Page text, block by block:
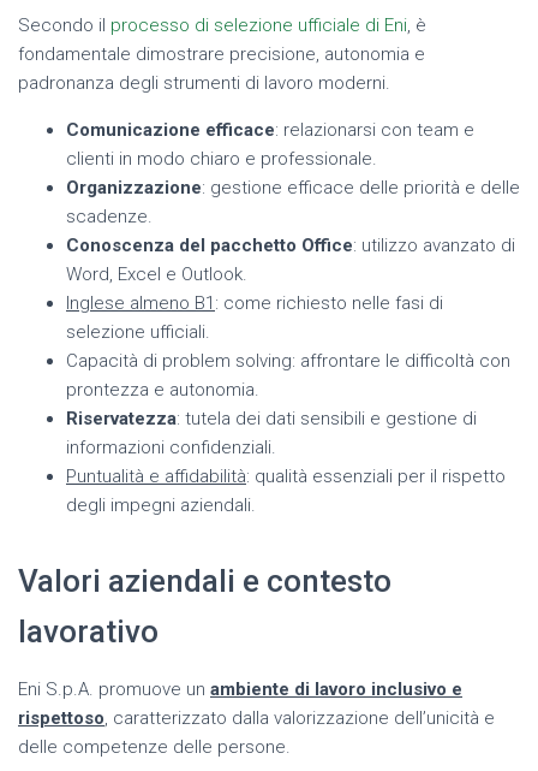
Secondo il processo di selezione ufficiale di Eni, è
fondamentale dimostrare precisione, autonomia e
padronanza degli strumenti di lavoro moderni.
Comunicazione efficace: relazionarsi con team e
clienti in modo chiaro e professionale.
Organizzazione: gestione efficace delle priorità e delle
scadenze.
Conoscenza del pacchetto Office: utilizzo avanzato di
Word, Excel e Outlook.
Inglese almeno B1 : come richiesto nelle fasi di
selezione ufficiali.
Capacità di problem solving: affrontare le difficoltà con
prontezza e autonomia.
Riservatezza: tutela dei dati sensibili e gestione di
informazioni confidenziali.
Puntualità e affidabilità: qualità essenziali per il rispetto
degli impegni aziendali.
Valori aziendali e contesto
lavorativo
Eni S.p.A. promuove un ambiente di lavoro inclusivo e
rispettoso, caratterizzato dalla valorizzazione dell’unicità e
delle competenze delle persone.